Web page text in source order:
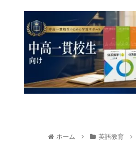
ホーム 英語教育